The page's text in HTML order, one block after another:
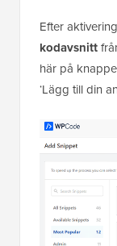
Efter
kodavsnitt
här på
‘Lägg till din